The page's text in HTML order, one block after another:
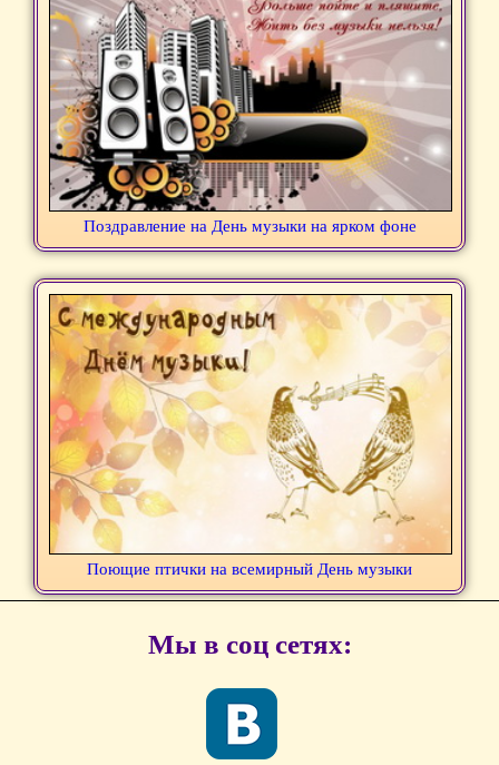
Поздравление на День музыки на ярком фоне
Поющие птички на всемирный День музыки
Мы в соц сетях: